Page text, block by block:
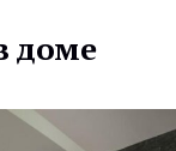
доме